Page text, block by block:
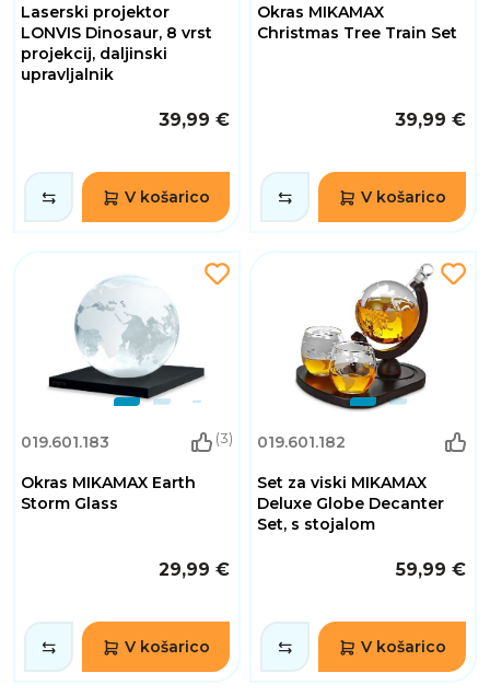
Laserski projektor
LONVIS Dinosaur, 8 vrst
projekcij, daljinski
upravljalnik
39,99 €
V košarico
Okras MIKAMAX
Christmas Tree Train Set
39,99 €
V košarico
019.601.183 (3)
Okras MIKAMAX Earth
Storm Glass
29,99 €
V košarico
019.601.182
Set za viski MIKAMAX
Deluxe Globe Decanter
Set, s stojalom
59,99 €
V košarico